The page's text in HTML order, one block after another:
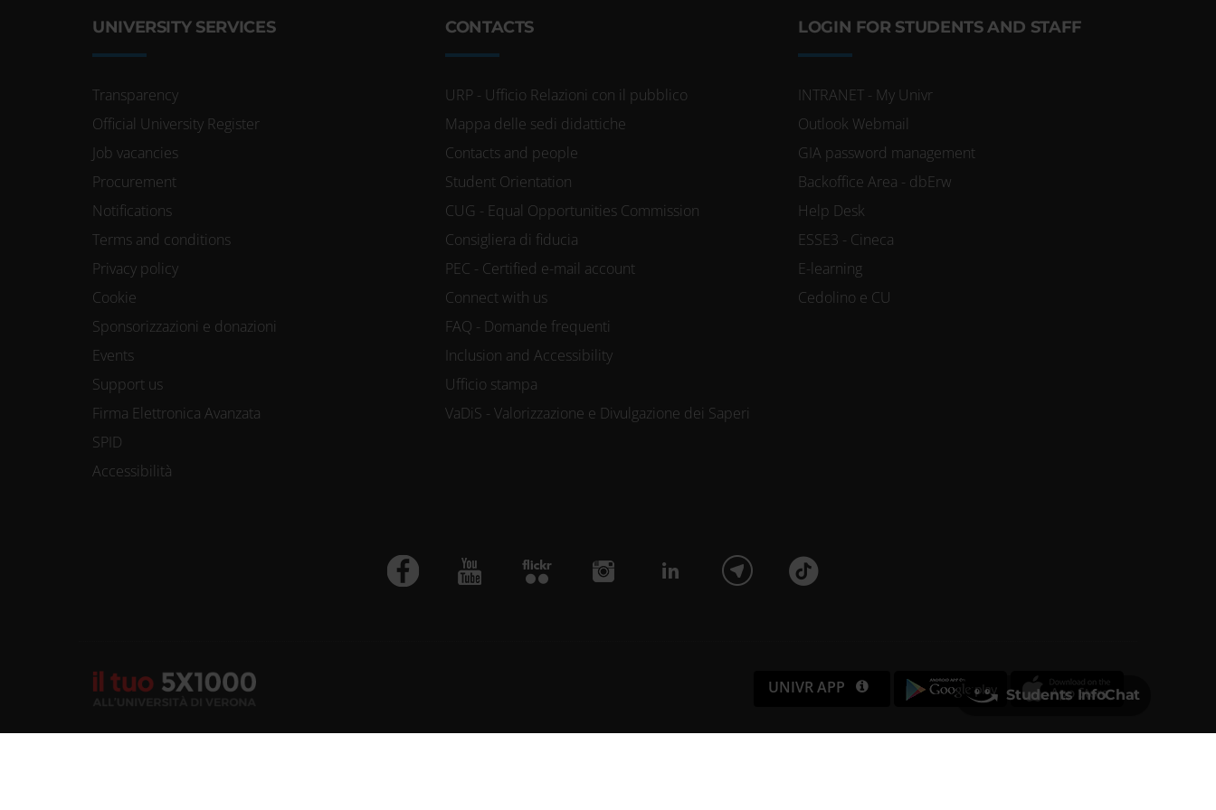
UNIVERSITY SERVICES
Transparency
Official University Register
Job vacancies
Procurement
Notifications
Terms and conditions
Privacy policy
Cookie
Sponsorizzazioni e donazioni
Events
Support us
Firma Elettronica Avanzata
SPID
Accessibilità
CONTACTS
URP - Ufficio Relazioni con il pubblico
Mappa delle sedi didattiche
Contacts and people
Student Orientation
CUG - Equal Opportunities Commission
Consigliera di fiducia
PEC - Certified e-mail account
Connect with us
FAQ - Domande frequenti
Inclusion and Accessibility
Ufficio stampa
VaDiS - Valorizzazione e Divulgazione dei Saperi
LOGIN FOR STUDENTS AND STAFF
INTRANET - My Univr
Outlook Webmail
GIA password management
Backoffice Area - dbErw
Help Desk
ESSE3 - Cineca
E-learning
Cedolino e CU
UNIVR APP Students InfoChat